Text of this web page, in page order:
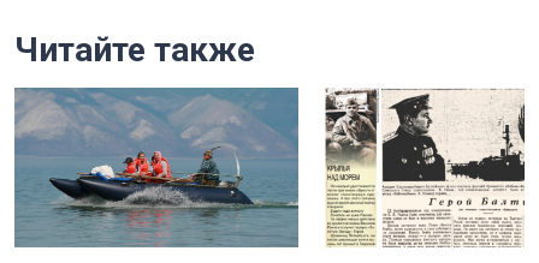
Читайте также